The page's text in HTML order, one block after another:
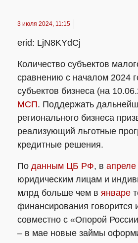
3 июля 2024, 11:15
erid: LjN8KYdCj
Количество субъектов
сравнению с началом 2024
субъектов бизнеса (на
МСП. Поддержать
регионального бизнеса
реализующий льготные
кредитные решения.
По данным ЦБ РФ, в апреле
юридическим лицам и
млрд больше чем в январе
финансирования говорится
совместно с «Опорой
– в мае новые займы